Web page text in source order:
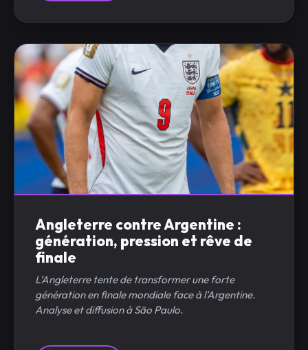
Angleterre contre Argentine :
génération, pression et rêve de
finale
L’Angleterre tente de transformer une forte
génération en finale mondiale face à l’Argentine.
Analyse et diffusion à São Paulo.